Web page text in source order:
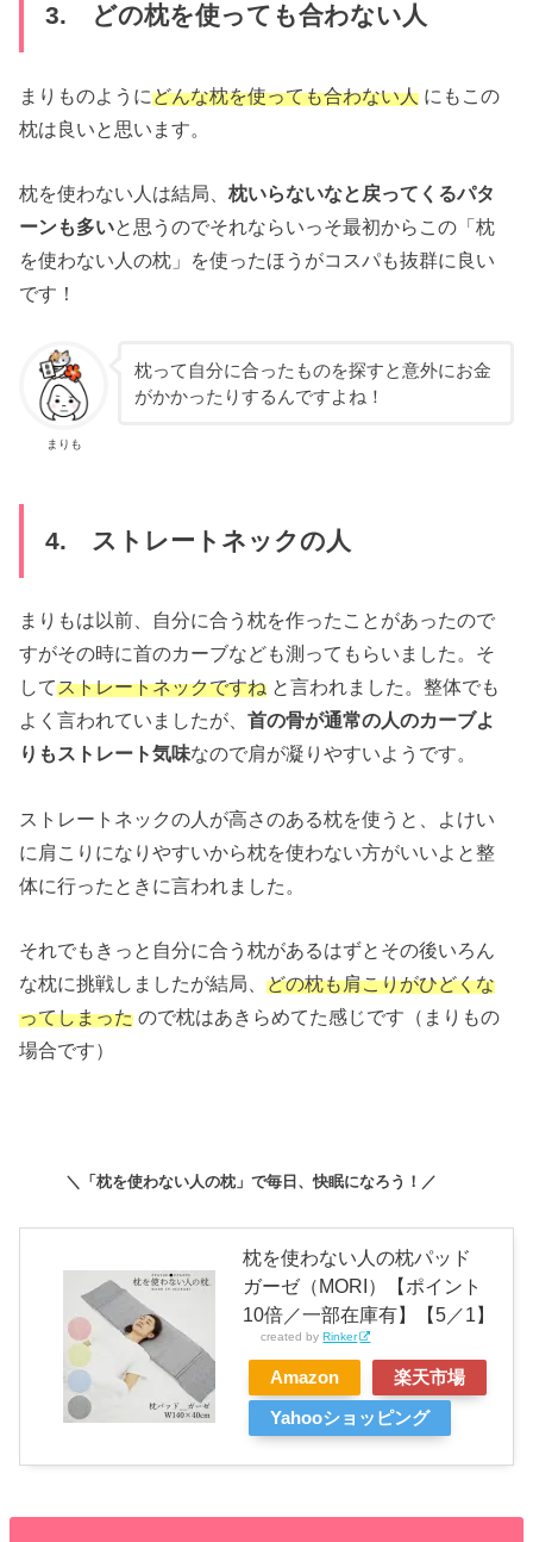
3. どの枕を使っても合わない人
まりものようにどんな枕を使っても合わない人 にもこの
枕は良いと思います。
枕を使わない人は結局、枕いらないなと戻ってくるパタ
ーンも多いと思うのでそれならいっそ最初からこの「枕
を使わない人の枕」を使ったほうがコスパも抜群に良い
です！
まりも
枕って自分に合ったものを探すと意外にお金
がかかったりするんですよね！
4. ストレートネックの人
まりもは以前、自分に合う枕を作ったことがあったので
すがその時に首のカーブなども測ってもらいました。そ
してストレートネックですね と言われました。整体でも
よく言われていましたが、首の骨が通常の人のカーブよ
りもストレート気味なので肩が凝りやすいようです。
ストレートネックの人が高さのある枕を使うと、よけい
に肩こりになりやすいから枕を使わない方がいいよと整
体に行ったときに言われました。
それでもきっと自分に合う枕があるはずとその後いろん
な枕に挑戦しましたが結局、どの枕も肩こりがひどくな
ってしまった ので枕はあきらめてた感じです（まりもの
場合です）
＼「枕を使わない人の枕」で毎日、快眠になろう！／
枕を使わない人の枕パッド
ガーゼ（MORI）【ポイント
10倍／一部在庫有】【5／1】
created byRinker
Amazon 楽天市場
Yahooショッピング